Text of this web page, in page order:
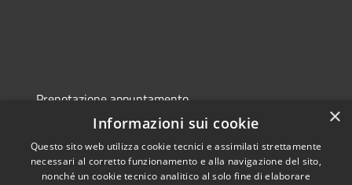
Prenotazione appuntamento
Segnalazione disservizio
Leggi le FAQ
Richiesta assistenza
×
Informazioni sui cookie
Questo sito web utilizza cookie tecnici e assimilati strettamente
necessari al corretto funzionamento e alla navigazione del sito,
nonché un cookie tecnico analitico al solo fine di elaborare